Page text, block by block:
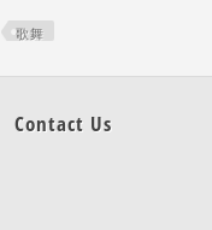
歌舞
Contact Us